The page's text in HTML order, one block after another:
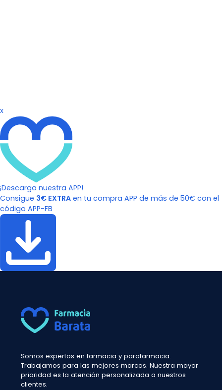
x
¡Descarga nuestra APP!
Consigue 3€ EXTRA en tu compra APP de más de 50€ con el
código APP-FB
Somos expertos en farmacia y parafarmacia.
Trabajamos para las mejores marcas. Nuestra mayor
prioridad es la atención personalizada a nuestros
clientes.